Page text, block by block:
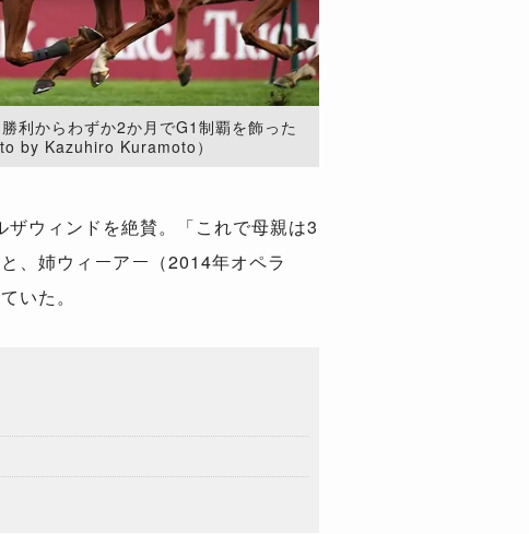
利からわずか2か月でG1制覇を飾った
by Kazuhiro Kuramoto）
ウィンドを絶賛。「これで母親は3
、姉ウィーアー（2014年オペラ
いた。